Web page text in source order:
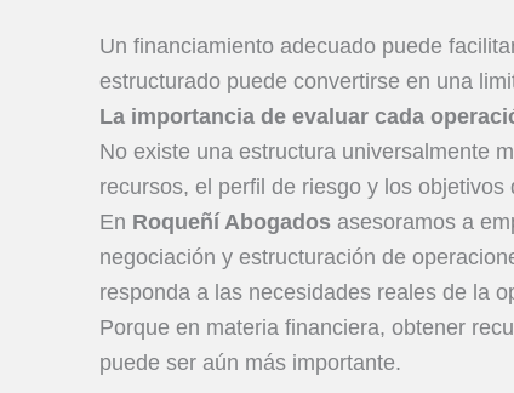
Un financiamiento adecuado puede
estructurado puede convertirse en una
La importancia de evaluar cada
No existe una estructura universalmente
recursos, el perfil de riesgo y los objetivos
En Roqueñí Abogados asesoramos a
negociación y estructuración de
responda a las necesidades reales de la
Porque en materia financiera, obtener
puede ser aún más importante.